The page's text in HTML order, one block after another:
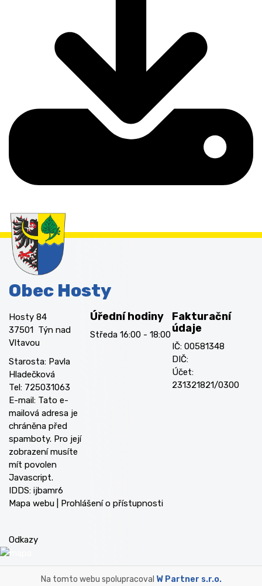
Obec Hosty
Hosty 84
37501 Týn nad
Vltavou
Starosta: Pavla
Hladečková
Tel: 725031063
E-mail: Tato e-
mailová adresa je
chráněna před
spamboty. Pro její
zobrazení musíte
mít povolen
Javascript.
IDDS: ijbamr6
Úřední hodiny
Středa 16:00 - 18:00
Fakturační
údaje
IČ: 00581348
DIČ:
Účet:
231321821/0300
Mapa webu Prohlášení o přístupnosti
Odkazy
Na tomto webu spolupracoval W Partner s.r.o.